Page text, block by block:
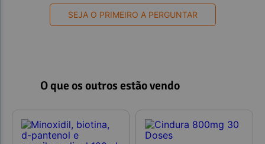
SEJA O PRIMEIRO A PERGUNTAR
O que os outros estão vendo